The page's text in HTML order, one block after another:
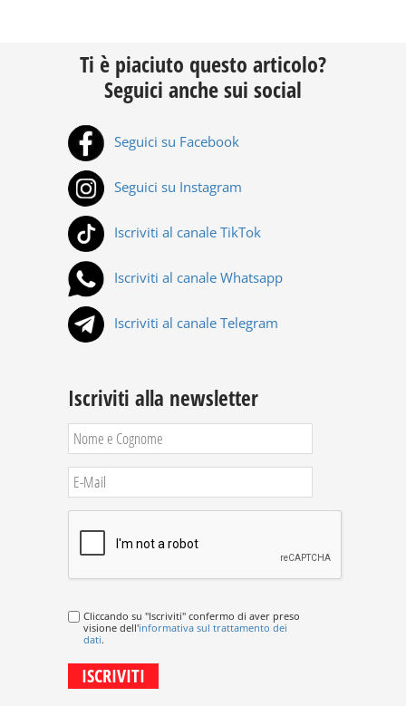
Ti è piaciuto questo articolo?
Seguici anche sui social
Seguici su Facebook
Seguici su Instagram
Iscriviti al canale TikTok
Iscriviti al canale Whatsapp
Iscriviti al canale Telegram
Iscriviti alla newsletter
Cliccando su "Iscriviti" confermo di aver preso
visione dell'informativa sul trattamento dei
dati.